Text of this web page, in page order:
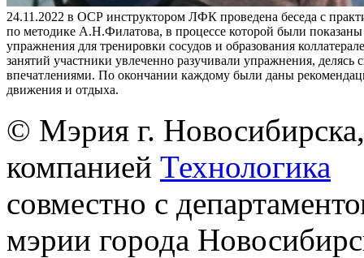
24.11.2022 в ОСР инструктором ЛФК проведена беседа с
по методике А.Н.Филатова, в процессе которой были
упражнения для тренировки сосудов и образования
занятий участники увлеченно разучивали упражнения, делясь
впечатлениями. По окончании каждому были даны
движения и отдыха.
© Мэрия г.
компанией Технологика
совместно с
мэрии города